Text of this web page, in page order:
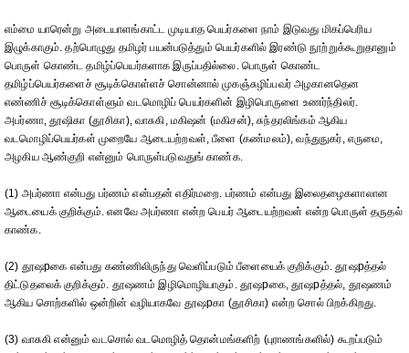
எம்மை யாரென்று அடையாளங்காட்ட முடியாத பெயர்களை நாம் இடுவது மிகப்பெரிய
இழுக்காகும். தற்பொழுது தமிழர் பயன்படுத்தும் பெயர்களில் இரண்டு நூற்றுக்கூறுதானும்
பொருள் கொண்ட தமிழ்ப்பெயர்களாக இருப்பதில்லை. பொருள் கொண்ட
தமிழ்ப்பெயர்களைச் சூடிக்கொள்ளச் சொன்னால் முகஞ்சுழிப்பவர் அழகானதென
எண்ணிச் சூடிக்கொள்ளும் வடமொழிப் பெயர்களின் இழிபொருளை உணர்ந்திலர்.
அபர்ணா, தூஷிகா (தூசிகா), வாசுகி, மகிஷன் (மகிசன்), சுந்தரலிங்கம் ஆகிய
வடமொழிப்பெயர்கள் முறையே ஆடையற்றவள், பீளை (கண்மலம்), வந்துநுகர், எருமை,
அழகிய ஆண்குறி என்னும் பொருள்படுவதுங் காண்க.
(1) அபர்ணா என்பது பர்ணம் என்பதன் எதிர்மறை. பர்ணம் என்பது இலைதழைகளாலான
ஆடையைக் குறிக்கும். எனவே அபர்ணா என்ற பெயர் ஆடையற்றவள் என்ற பொருள் தருதல்
காண்க.
(2) தூஷpகை என்பது கண்ணிலிருந்து வெளிப்படும் பீளையைக் குறிக்கும். தூஷpத்தல்
திட்டுதலைக் குறிக்கும். தூஷணம் இழிமொழியாகும். தூஷpகை, தூஷpத்தல், தூஷணம்
ஆகிய சொற்களில் ஒன்றின் வழியாகவே தூஷpகா (தூசிகா) என்ற சொல் பிறக்கிறது.
(3) வாசுகி என்னும் வடசொல் வடமொழித் தொன்மங்களிற் (புராணங்களில்) கூறப்படும்